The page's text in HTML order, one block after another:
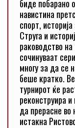
биде побарано
навистина
спорт,
Струга и
раководство
сочинуваат
многу за да се
беше кратко.
турнирот ќе
реконструира
да прерасне во
истакна